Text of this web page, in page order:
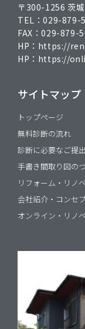
〒300-1256 茨
TEL：029-879-
FAX：029-879-
HP： https://
HP： https://
サイトマップ
トップページ
無料診断の流れ
診断に必要なご提
手書き間取り図の
リフォーム・リノ
会社紹介・コンセ
オンライン・リノ